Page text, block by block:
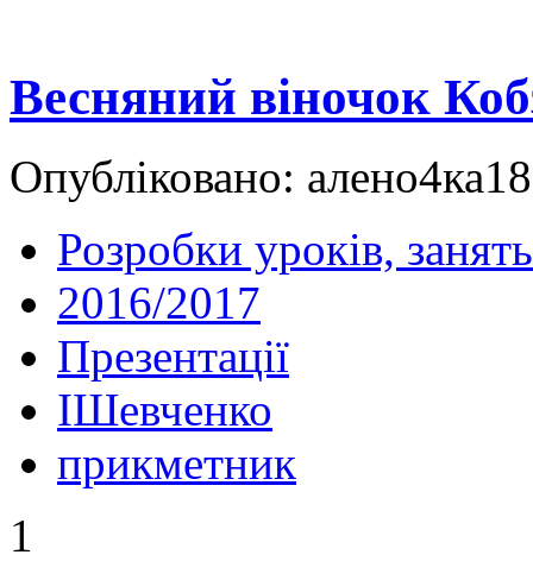
Весняний віночок
Опубліковано:
Розробки уроків, занять
2016/2017
Презентації
IШевченко
прикметник
1